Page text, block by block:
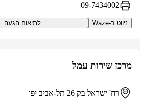
09-7434002
ניווט ב-Waze לתיאום הגעה
מרכז שירות עמל
רח' ישראל בק 26 תל-אביב יפו